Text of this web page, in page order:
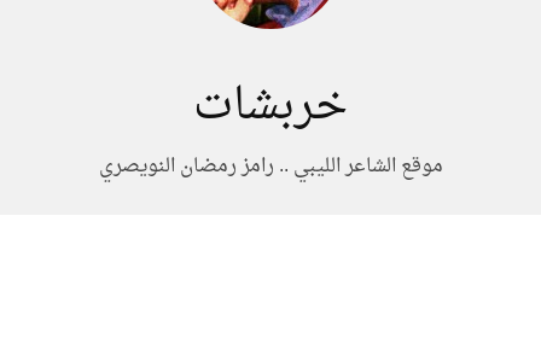
خربشات
موقع الشاعر الليبي .. رامز رمضان النويصري